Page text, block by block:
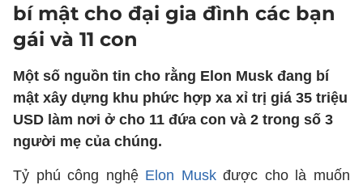
bí mật cho đại gia đình các bạn
gái và 11 con
Một số nguồn tin cho rằng Elon Musk đang bí
mật xây dựng khu phức hợp xa xỉ trị giá 35 triệu
USD làm nơi ở cho 11 đứa con và 2 trong số 3
người mẹ của chúng.
Tỷ phú công nghệ Elon Muskđược cho là muốn